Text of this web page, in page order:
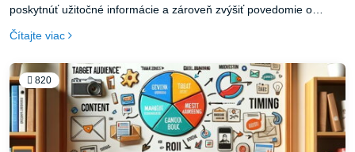
poskytnúť užitočné informácie a zároveň zvýšiť povedomie o
súčasť marketingovej stratégie v prostredí internetu, kde je
Čítajte viac
820